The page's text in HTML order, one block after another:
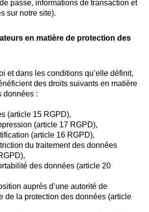
passe, informations de transaction et
sur notre site).
en matière de protection des
et dans les conditions qu’elle définit,
des droits suivants en matière
données :
(article 15 RGPD),
(article 17 RGPD),
(article 16 RGPD),
du traitement des données
des données (article 20
auprès d’une autorité de
de la protection des données (article